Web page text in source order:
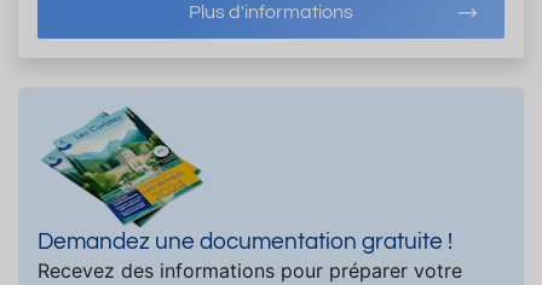
Plus d'informations
Demandez une documentation gratuite !
Recevez des informations pour préparer votre